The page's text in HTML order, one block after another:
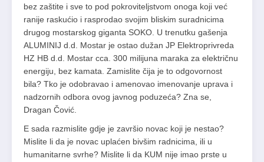
bez zaštite i sve to pod pokroviteljstvom onoga koji već
ranije raskućio i rasprodao svojim bliskim suradnicima
drugog mostarskog giganta SOKO. U trenutku gašenja
ALUMINIJ d.d. Mostar je ostao dužan JP Elektroprivreda
HZ HB d.d. Mostar cca. 300 milijuna maraka za električnu
energiju, bez kamata. Zamislite čija je to odgovornost
bila? Tko je odobravao i amenovao imenovanje uprava i
nadzornih odbora ovog javnog poduzeća? Zna se,
Dragan Čović.
E sada razmislite gdje je završio novac koji je nestao?
Mislite li da je novac uplaćen bivšim radnicima, ili u
humanitarne svrhe? Mislite li da KUM nije imao prste u